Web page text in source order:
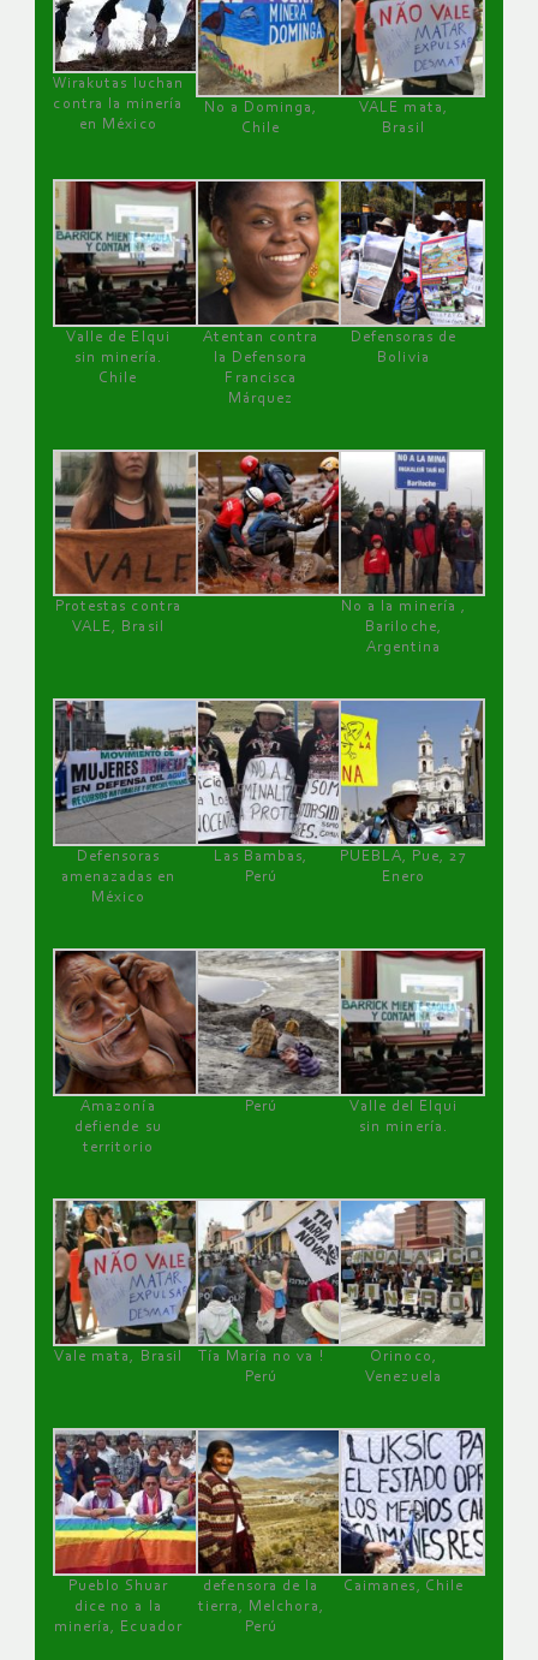
Wirakutas luchan
contra la minería
en México
No a Dominga,
Chile
VALE mata,
Brasil
Valle de Elqui
sin minería.
Chile
Atentan contra
la Defensora
Francisca
Márquez
Defensoras de
Bolivia
Protestas contra
VALE, Brasil
No a la minería ,
Bariloche,
Argentina
Defensoras
amenazadas en
México
Las Bambas,
Perú
PUEBLA, Pue, 27
Enero
Amazonía
defiende su
territorio
Perú
Valle del Elqui
sin minería.
Vale mata, Brasil
Tía María no va !
Perú
Orinoco,
Venezuela
Pueblo Shuar
dice no a la
minería, Ecuador
defensora de la
tierra, Melchora,
Perú
Caimanes, Chile